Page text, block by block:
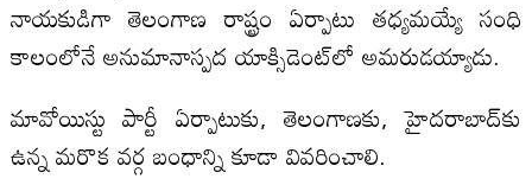
నాయకుడిగా తెలంగాణ రాష్ట్రం ఏర్పాటు తధ్యమయ్యే సంధి
కాలంలోనే అనుమానాస్పద యాక్సిడెంట్‌లో అమరుడయ్యాడు.
మావోయిస్టు పార్టీ ఏర్పాటుకు, తెలంగాణకు, హైదరాబాద్‌కు
ఉన్న మరొక వర్గ బంధాన్ని కూడా వివరించాలి.